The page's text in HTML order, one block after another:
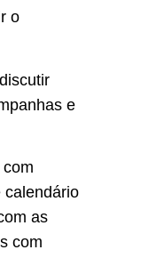
o
e
calendário
as
com